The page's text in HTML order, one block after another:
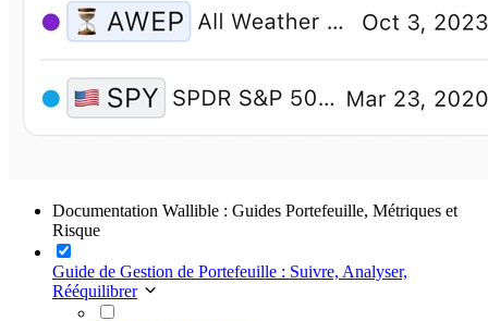
Documentation Wallible : Guides Portefeuille, Métriques et
Risque
Guide de Gestion de Portefeuille : Suivre, Analyser,
Rééquilibrer